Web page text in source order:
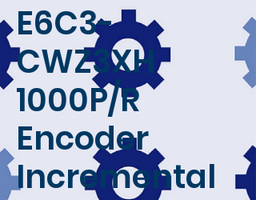
E6C3-
CWZ3XH
1000P/R
Encoder
Incremental